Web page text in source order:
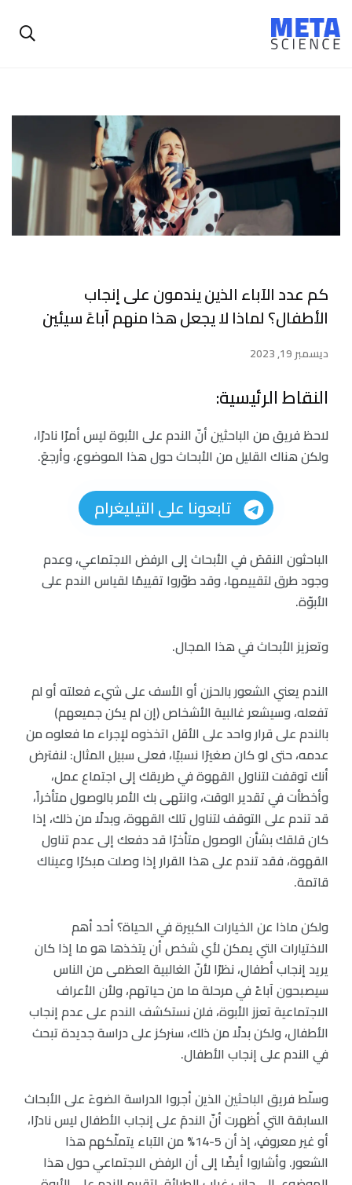
كم عدد الآباء الذين يندمون على إنجاب
الأطفال؟ لماذا لا يجعل هذا منهم آباءً سيئين
ديسمبر 19, 2023
النقاط الرئيسية:
لاحظ فريق من الباحثين أنّ الندم على الأبوة ليس أمرًا نادرًا،
ولكن هناك القليل من الأبحاث حول هذا الموضوع، وأرجعَ.
تابعونا على التيليغرام
الباحثون النقصَ في الأبحاث إلى الرفض الاجتماعي، وعدم
وجود طرق لتقييمها، وقد طوّروا تقييمًا لقياس الندم على
الأبوّة.
وتعزيز الأبحاث في هذا المجال.
الندم يعني الشعور بالحزن أو الأسف على شيء فعلته أو لم
تفعله، وسيشعر غالبية الأشخاص (إن لم يكن جميعهم)
بالندم على قرار واحد على الأقل اتخذوه لإجراء ما فعلوه من
عدمه، حتى لو كان صغيرًا نسبيًا، فعلى سبيل المثال: لنفترض
أنك توقفت لتناول القهوة في طريقك إلى اجتماع عمل،
وأخطأت في تقدير الوقت، وانتهى بك الأمر بالوصول متأخراً،
قد تندم على التوقف لتناول تلك القهوة، وبدلًا من ذلك، إذا
كان قلقك بشأن الوصول متأخرًا قد دفعك إلى عدم تناول
القهوة، فقد تندم على هذا القرار إذا وصلت مبكرًا وعيناك
قاتمة.
ولكن ماذا عن الخيارات الكبيرة في الحياة؟ أحد أهم
الاختيارات التي يمكن لأي شخص أن يتخذها هو ما إذا كان
يريد إنجاب أطفال، نظرًا لأنّ الغالبية العظمى من الناس
سيصبحون آباءً في مرحلة ما من حياتهم، ولأن الأعراف
الاجتماعية تعزز الأبوة، فلن نستكشف الندم على عدم إنجاب
الأطفال، ولكن بدلًا من ذلك، سنركز على دراسة جديدة تبحث
في الندم على إنجاب الأطفال.
وسلّط فريق الباحثين الذين أجروا الدراسة الضوءَ على الأبحاث
السابقة التي أظهرت أنّ الندمَ على إنجاب الأطفال ليس نادرًا،
أو غير معروفٍ، إذ أن 5-14% من الآباء يتملّكهم هذا
الشعور. وأشاروا أيضًا إلى أن الرفض الاجتماعي حول هذا